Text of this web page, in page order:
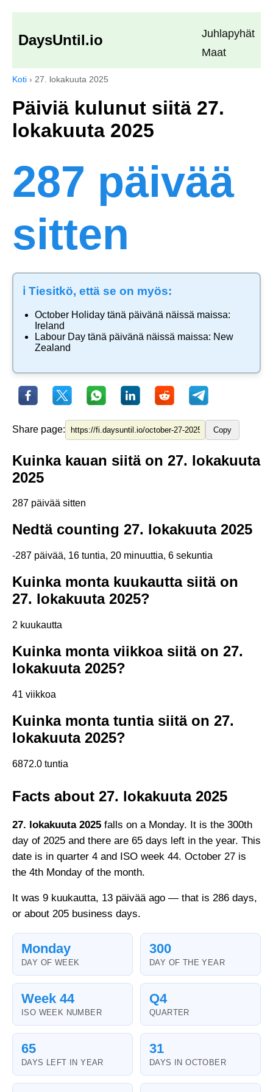
DaysUntil.io
Juhlapyhät
Maat
Koti › 27. lokakuuta 2025
Päiviä kulunut siitä 27.
lokakuuta 2025
287 päivää
sitten
ℹ️ Tiesitkö, että se on myös:
October Holiday tänä päivänä näissä maissa:
Ireland
Labour Day tänä päivänä näissä maissa: New
Zealand
Share page: Copy
Kuinka kauan siitä on 27. lokakuuta
2025
287 päivää sitten
Nedtä counting 27. lokakuuta 2025
-287 päivää, 16 tuntia, 20 minuuttia, 6 sekuntia
Kuinka monta kuukautta siitä on
27. lokakuuta 2025?
2 kuukautta
Kuinka monta viikkoa siitä on 27.
lokakuuta 2025?
41 viikkoa
Kuinka monta tuntia siitä on 27.
lokakuuta 2025?
6872.0 tuntia
Facts about 27. lokakuuta 2025
27. lokakuuta 2025 falls on a Monday. It is the 300th
day of 2025 and there are 65 days left in the year. This
date is in quarter 4 and ISO week 44. October 27 is
the 4th Monday of the month.
It was 9 kuukautta, 13 päivää ago — that is 286 days,
or about 205 business days.
Monday
DAY OF WEEK
300
DAY OF THE YEAR
Week 44
ISO WEEK NUMBER
Q4
QUARTER
65
DAYS LEFT IN YEAR
31
DAYS IN OCTOBER